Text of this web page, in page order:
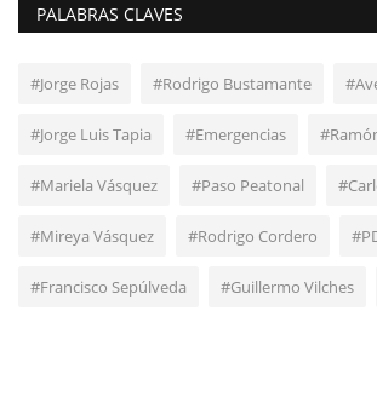
PALABRAS CLAVES
#Jorge Rojas #Rodrigo Bustamante
#Jorge Luis Tapia #Emergencias
#Mariela Vásquez #Paso Peatonal
#Mireya Vásquez #Rodrigo Cordero
#Francisco Sepúlveda #Guillermo Vilches